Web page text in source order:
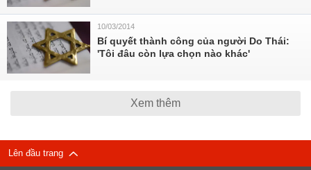
10/03/2014
Bí quyết thành công của người Do Thái:
'Tôi đâu còn lựa chọn nào khác'
Xem thêm
Lên đầu trang